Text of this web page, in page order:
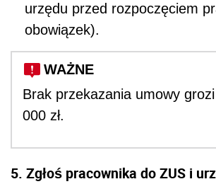
urzędu przed rozpoczęciem
obowiązek).
WAŻNE
Brak przekazania umowy
000 zł.
5. Zgłoś pracownika do ZUS i